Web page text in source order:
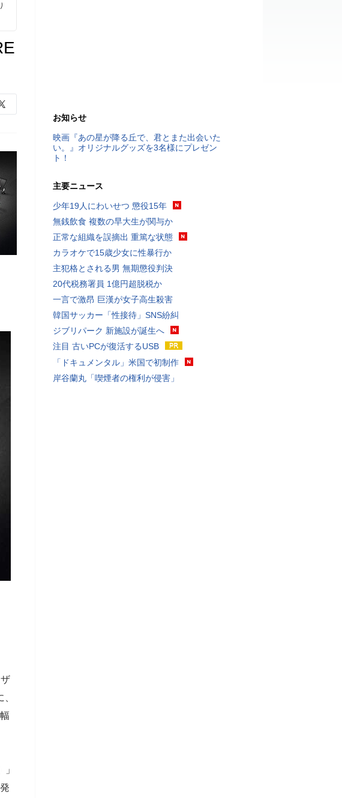
お知らせ
映画『あの星が降る丘で、君とまた出会いた
い。』オリジナルグッズを3名様にプレゼン
ト！
主要ニュース
少年19人にわいせつ 懲役15年
無銭飲食 複数の早大生が関与か
正常な組織を誤摘出 重篤な状態
カラオケで15歳少女に性暴行か
主犯格とされる男 無期懲役判決
20代税務署員 1億円超脱税か
一言で激昂 巨漢が女子高生殺害
韓国サッカー「性接待」SNS紛糾
ジブリパーク 新施設が誕生へ
注目 古いPCが復活するUSB
「ドキュメンタル」米国で初制作
岸谷蘭丸「喫煙者の権利が侵害」